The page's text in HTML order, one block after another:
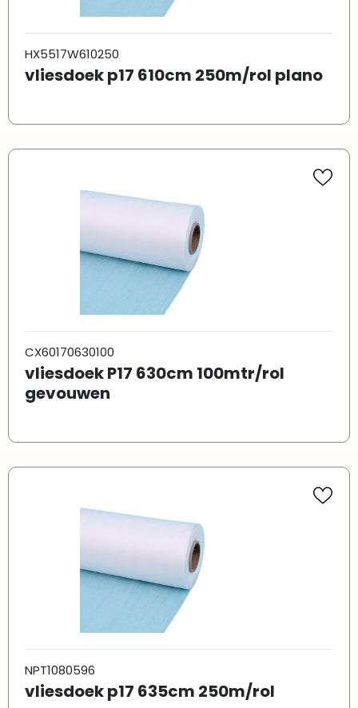
HX5517W610250
vliesdoek p17 610cm 250m/rol plano
CX60170630100
vliesdoek P17 630cm 100mtr/rol
gevouwen
NPT1080596
vliesdoek p17 635cm 250m/rol